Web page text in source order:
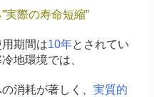
際の寿命短縮”
期間は10年とされてい
地環境では、
消耗が著しく、実質的